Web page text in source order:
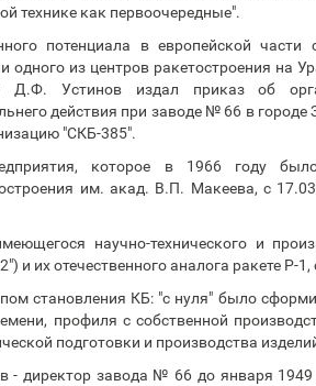
технике как первоочередные".
потенциала в европейской
одного из центров ракетостроения на
Д.Ф. Устинов издал приказ об
действия при заводе № 66 в городе
"СКБ-385".
которое в 1966 году
им. акад. В.П. Макеева, с
научно-технического и
и их отечественного аналога ракете Р-
становления КБ: "с нуля" было
профиля с собственной
подготовки и производства
- директор завода № 66 до января